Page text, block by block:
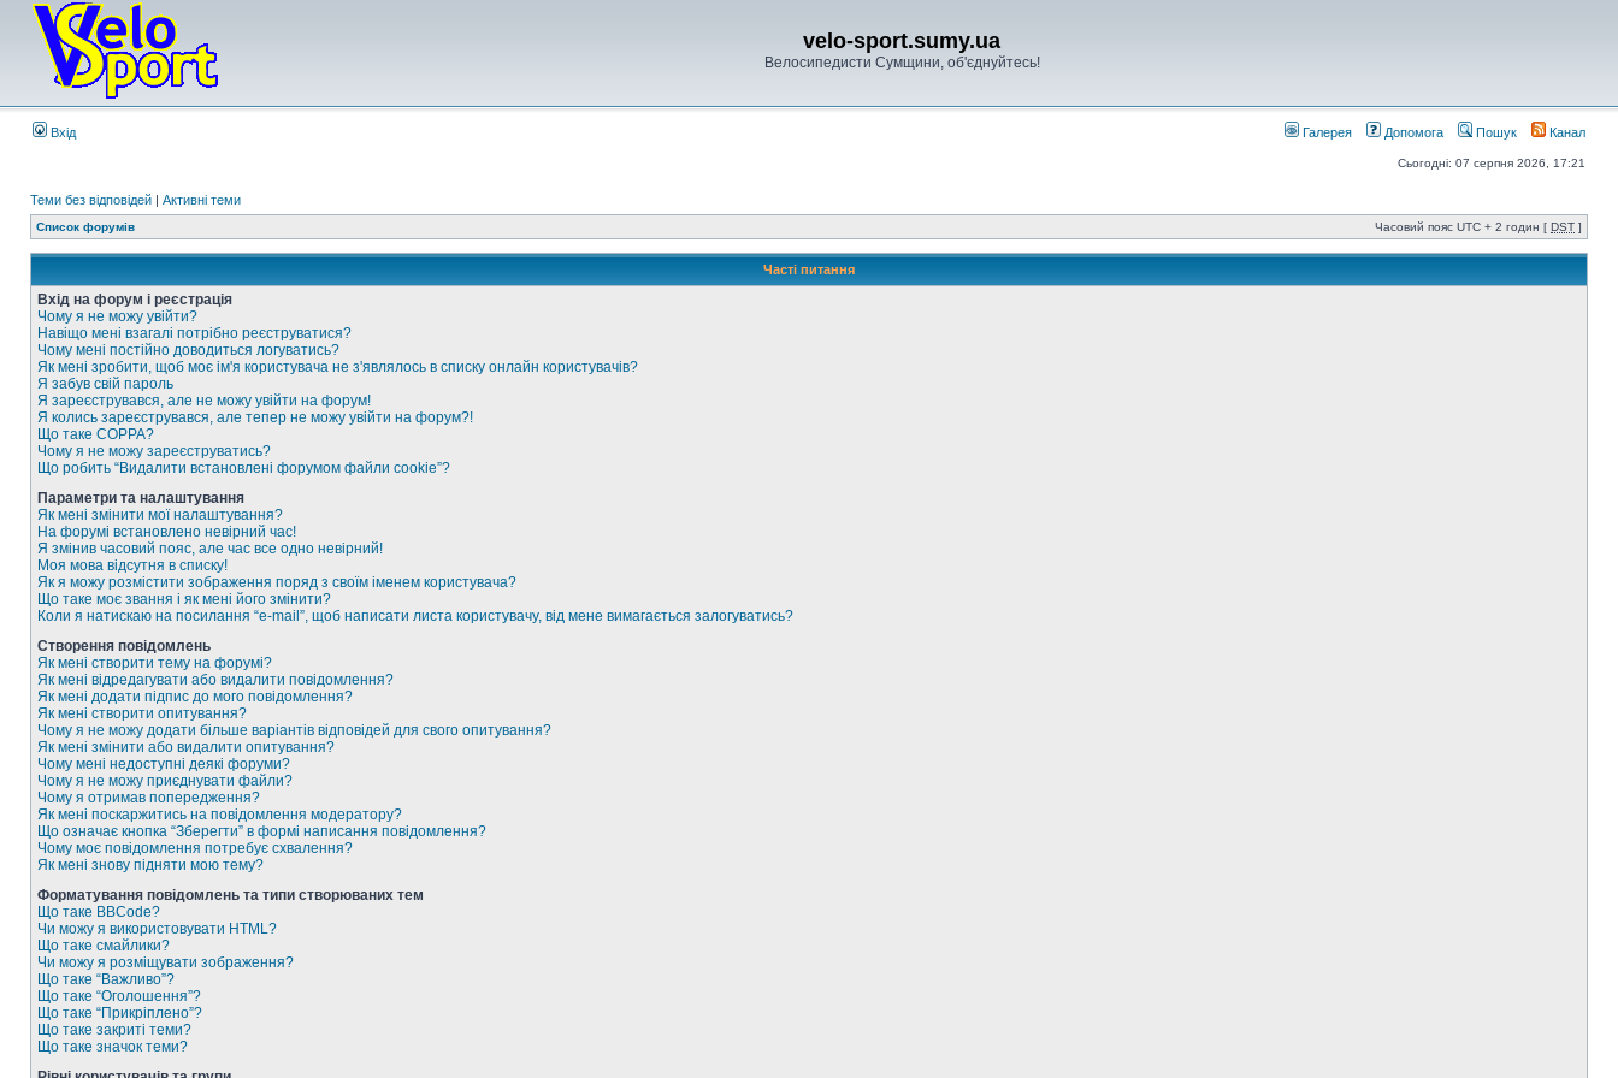
velo-sport.sumy.ua
Велосипедисти Сумщини, об'єднуйтесь!
Вхід Галерея Допомога Пошук Канал
Сьогодні: 07 серпня 2026, 17:21
Теми без відповідей | Активні теми
Список форумів Часовий пояс UTC + 2 годин [ DST ]
Часті питання
Вхід на форум і реєстрація
Чому я не можу увійти?
Навіщо мені взагалі потрібно реєструватися?
Чому мені постійно доводиться логуватись?
Як мені зробити, щоб моє ім'я користувача не з'являлось в списку онлайн користувачів?
Я забув свій пароль
Я зареєструвався, але не можу увійти на форум!
Я колись зареєструвався, але тепер не можу увійти на форум?!
Що таке COPPA?
Чому я не можу зареєструватись?
Що робить “Видалити встановлені форумом файли cookie”?
Параметри та налаштування
Як мені змінити мої налаштування?
На форумі встановлено невірний час!
Я змінив часовий пояс, але час все одно невірний!
Моя мова відсутня в списку!
Як я можу розмістити зображення поряд з своїм іменем користувача?
Що таке моє звання і як мені його змінити?
Коли я натискаю на посилання “e-mail”, щоб написати листа користувачу, від мене вимагається залогуватись?
Створення повідомлень
Як мені створити тему на форумі?
Як мені відредагувати або видалити повідомлення?
Як мені додати підпис до мого повідомлення?
Як мені створити опитування?
Чому я не можу додати більше варіантів відповідей для свого опитування?
Як мені змінити або видалити опитування?
Чому мені недоступні деякі форуми?
Чому я не можу приєднувати файли?
Чому я отримав попередження?
Як мені поскаржитись на повідомлення модератору?
Що означає кнопка “Зберегти” в формі написання повідомлення?
Чому моє повідомлення потребує схвалення?
Як мені знову підняти мою тему?
Форматування повідомлень та типи створюваних тем
Що таке BBCode?
Чи можу я використовувати HTML?
Що таке смайлики?
Чи можу я розміщувати зображення?
Що таке “Важливо”?
Що таке “Оголошення”?
Що таке “Прикріплено”?
Що таке закриті теми?
Що таке значок теми?